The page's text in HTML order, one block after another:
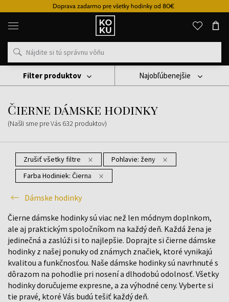
Doprava zadarmo pre všetky hodinky od 80€
Originálne
parfémy
hodinky
na
mieste
Hodinky
Dámske Hodinky Čierne Dámske Hodinky
Čierne dámske hodinky
(Našli sme pre Vás 632 produktov)
Najobľúbenejšie
Zrušiť všetky filtre Pohlavie: ženy
Farba Hodiniek: Čierna
Dámske hodinky
Filter produktov
Čierne dámske hodinky sú viac než len módnym doplnkom,
ale aj praktickým spoločníkom na každý deň. Každá žena je
jedinečná a zaslúži si to najlepšie. Doprajte si čierne dámske
hodinky z našej ponuky od známych značiek, ktoré vynikajú
kvalitou a funkčnosťou. Naše dámske hodinky sú navrhnuté s
dôrazom na pohodlie pri nosení a dlhodobú odolnosť. Všetky
hodinky doručujeme expresne, a za výhodné ceny. Vyberte si
tie pravé, ktoré Vás budú tešiť každý deň.